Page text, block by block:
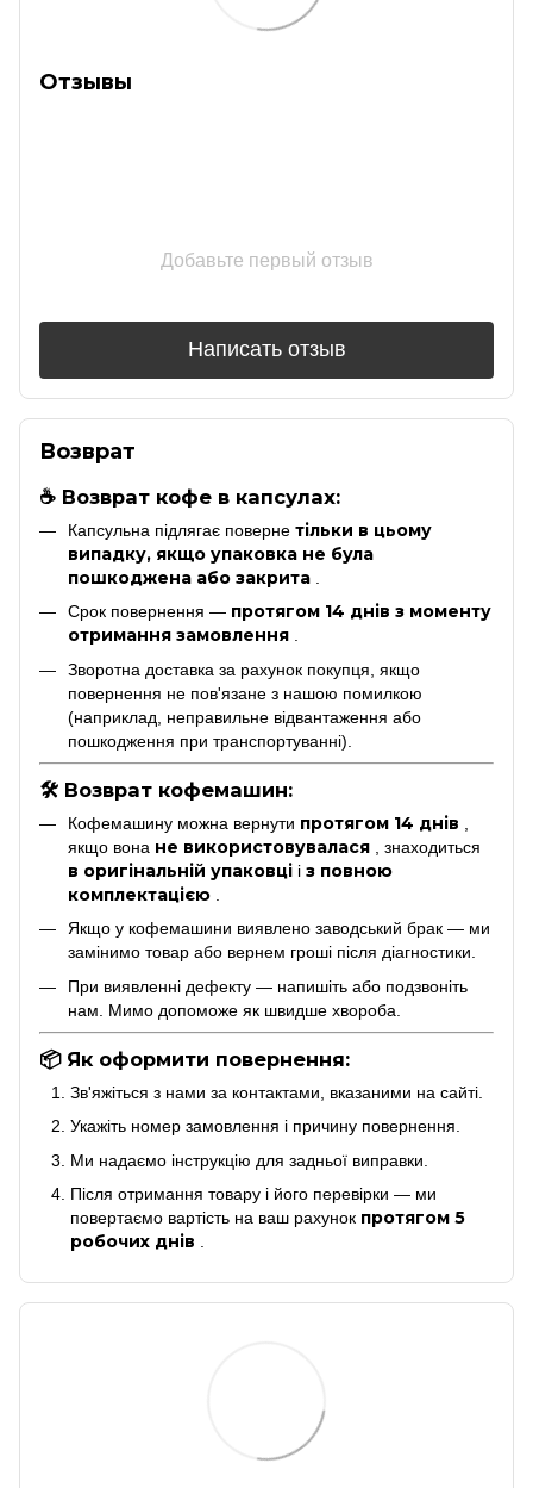
Отзывы
Добавьте первый отзыв
Написать отзыв
Возврат
☕ Возврат кофе в капсулах:
Капсульна підлягає поверне тільки в цьому
випадку, якщо упаковка не була
пошкоджена або закрита
Срок повернення — протягом 14 днів з моменту
отримання замовлення .
Зворотна доставка за рахунок покупця, якщо
повернення не пов'язане з нашою помилкою
(наприклад, неправильне відвантаження або
пошкодження при транспортуванні).
🛠 Возврат кофемашин:
Кофемашину можна вернути протягом 14 днів
якщо вона не використовувалася , знаходиться
в оригінальній упаковці і з повною
комплектацією
Якщо у кофемашини виявлено заводський брак — ми
замінимо товар або вернем гроші після діагностики.
При виявленні дефекту — напишіть або подзвоніть
нам. Мимо допоможе як швидше хвороба.
📦 Як оформити повернення:
Зв'яжіться з нами за контактами, вказаними на сайті.
Укажіть номер замовлення і причину повернення.
Ми надаємо інструкцію для задньої виправки.
Після отримання товару і його перевірки — ми
повертаємо вартість на ваш рахунок протягом 5
робочих днів